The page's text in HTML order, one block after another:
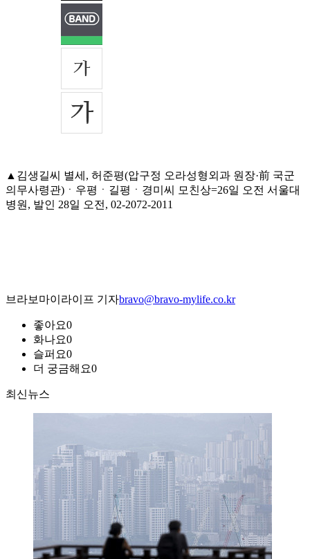
▲김생길씨 별세, 허준평(압구정 오라성형외과 원장·前 국군
의무사령관)ㆍ우평ㆍ길평ㆍ경미씨 모친상=26일 오전 서울대
병원, 발인 28일 오전, 02-2072-2011
브라보마이라이프 기자bravo@bravo-mylife.co.kr
좋아요0
화나요0
슬퍼요0
더 궁금해요0
최신뉴스